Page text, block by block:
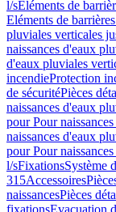
l/sEléments de
Eléments de
pluviales verticales
naissances d'eaux
d'eaux pluviales
incendieProtection
de sécuritéPièces
naissances d'eaux
pour Pour
naissances d'eaux
pour Pour
l/sFixationsSystème
315Accessoires
naissancesPièces
fixationsEvacuation